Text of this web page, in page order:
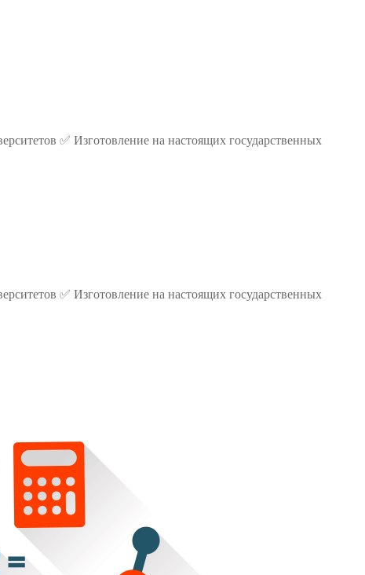
✅ Изготовление на настоящих государственных
✅ Изготовление на настоящих государственных